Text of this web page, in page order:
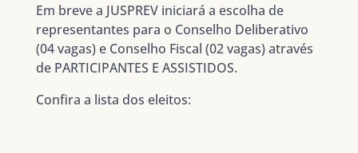
Em breve a JUSPREV iniciará a escolha de
representantes para o Conselho Deliberativo
(04 vagas) e Conselho Fiscal (02 vagas) através
de PARTICIPANTES E ASSISTIDOS.
Confira a lista dos eleitos: